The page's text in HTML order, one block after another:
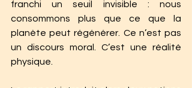
franchi un seuil invisible : nous
consommons plus que ce que la
planète peut régénérer. Ce n’est pas
un discours moral. C’est une réalité
physique.